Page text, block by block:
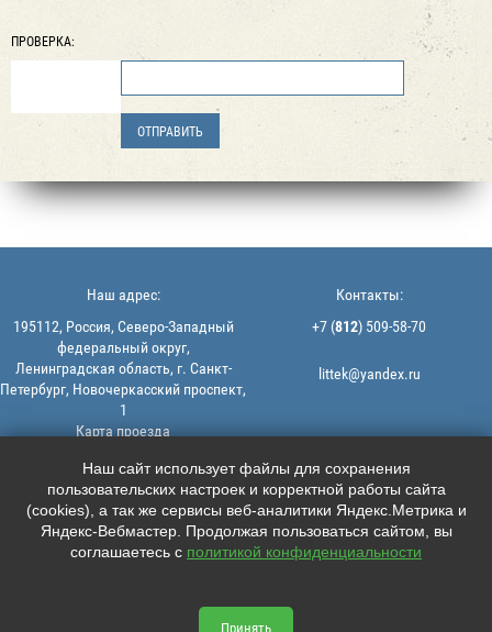
ПРОВЕРКА:
© 2013-2026 | ООО "ЛИТТЕК" -
производство и продажа РТИ
ИНН: 7806523560 | ОГРН:
1147847126162
Политика конфиденциальности |
Пользовательское соглашение
Наш адрес:
195112, Россия, Северо-Западный
федеральный округ,
Ленинградская область, г. Санкт-
Петербург, Новочеркасский проспект,
1
Карта проезда
Контакты:
+7 (812) 509-58-70
littek@yandex.ru
Мы в соцсетях:
    
Наш сайт использует файлы для сохранения
пользовательских настроек и корректной работы сайта
(cookies), а так же сервисы веб-аналитики Яндекс.Метрика и
Яндекс-Вебмастер. Продолжая пользоваться сайтом, вы
соглашаетесь с политикой конфиденциальности
Принять